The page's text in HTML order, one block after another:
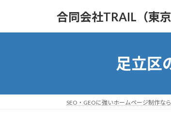
合同会社TRAIL（東
足立区
SEO・GEOに強いホームページ制作な